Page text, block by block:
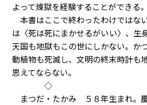
よって煉獄を経験することができる。
本書はここで終わったわけではな
は〈死は死にまかせるがいい〉、生
天国も地獄もこの世にしかない。か
動植物も死滅し、文明の終末時計も
思えてならない。
◇
まつだ・たかみ ５８年生まれ。